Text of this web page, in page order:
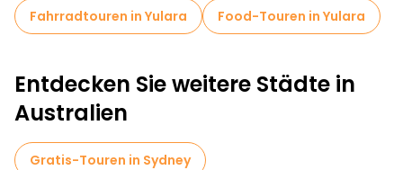
Fahrradtouren in Yulara
Food-Touren in Yulara
Entdecken Sie weitere Städte in
Australien
Gratis-Touren in Sydney